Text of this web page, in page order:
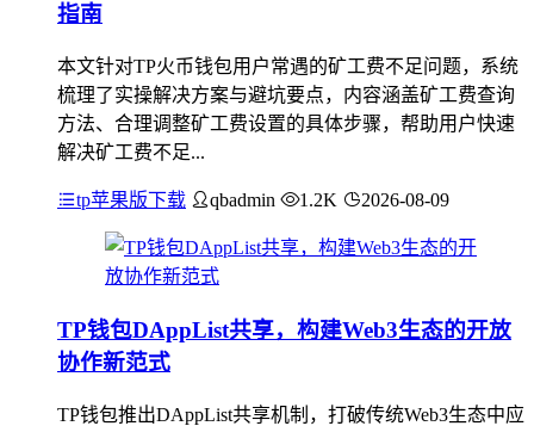
指南
本文针对TP火币钱包用户常遇的矿工费不足问题，系统
梳理了实操解决方案与避坑要点，内容涵盖矿工费查询
方法、合理调整矿工费设置的具体步骤，帮助用户快速
解决矿工费不足...
tp苹果版下载 qbadmin 1.2K 2026-08-09
TP钱包DAppList共享，构建Web3生态的开放
协作新范式
TP钱包推出DAppList共享机制，打破传统Web3生态中应